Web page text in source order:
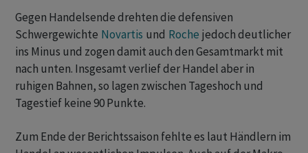
Gegen Handelsende drehten die defensiven
Schwergewichte Novartis und Roche jedoch deutlicher
ins Minus und zogen damit auch den Gesamtmarkt mit
nach unten. Insgesamt verlief der Handel aber in
ruhigen Bahnen, so lagen zwischen Tageshoch und
Tagestief keine 90 Punkte.
Zum Ende der Berichtssaison fehlte es laut Händlern im